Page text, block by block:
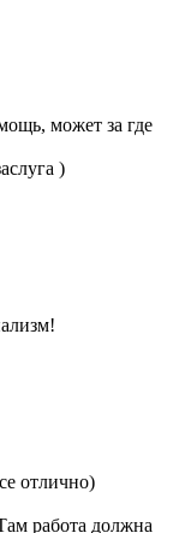
может за где
)
отлично)
работа должна